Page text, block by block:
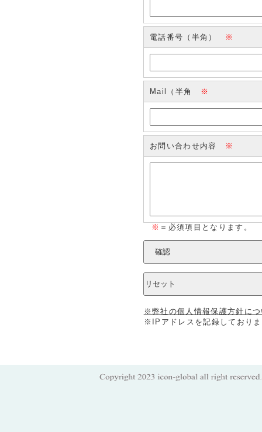
電話番号（半角） ※
Mail（半角 ※
お問い合わせ内容 ※
※ ＝必須項目となります。
※弊社の個人情報保護方針に
※IPアドレスを記録しておりま